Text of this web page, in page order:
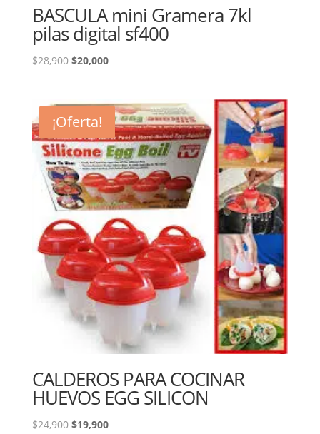
BASCULA mini Gramera 7kl
pilas digital sf400
$28,900 El
era:
$28,900.
$20,000El
es:
$20,000.
¡Oferta!
CALDEROS PARA COCINAR
HUEVOS EGG SILICON
$24,900 El
$19,900El